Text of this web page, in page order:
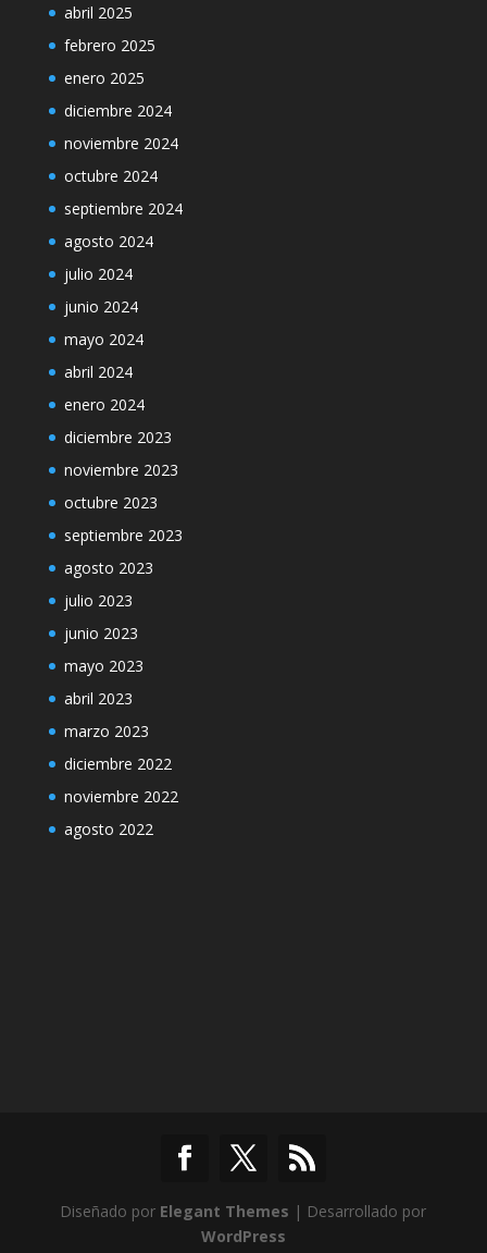
abril 2025
febrero 2025
enero 2025
diciembre 2024
noviembre 2024
octubre 2024
septiembre 2024
agosto 2024
julio 2024
junio 2024
mayo 2024
abril 2024
enero 2024
diciembre 2023
noviembre 2023
octubre 2023
septiembre 2023
agosto 2023
julio 2023
junio 2023
mayo 2023
abril 2023
marzo 2023
diciembre 2022
noviembre 2022
agosto 2022
Diseñado por Elegant Themes | Desarrollado por
WordPress